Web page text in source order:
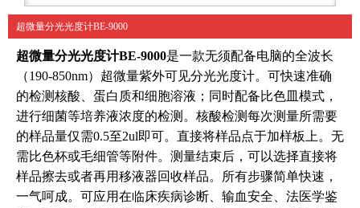
超微量分光光度计BE-9000
超微量分光光度计BE-9000是一款无须配备电脑的全波长
（190-850nm）超微量紫外可见分光光度计。可快速准确
的检测核酸、蛋白质和细胞溶液；同时配备比色皿模式，
进行细菌等培养液浓度的检测。核酸检测每次测量所需要
的样品量仅需0.5至2ul即可。直接将样品点于加样板上。无
需比色杯或毛细管等附件。测量结束后，可以选择直接将
样品擦去或者再用移液器回收样品。所有步骤简单快速，
一气呵成。可应用在临床疾病诊断、输血安全、法医学鉴